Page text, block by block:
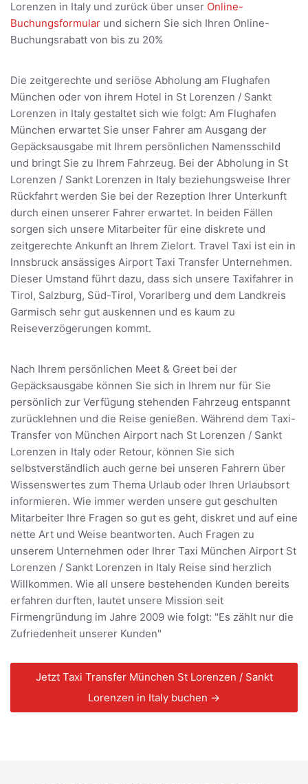
Lorenzen in Italy und zurück über unser Online-
Buchungsformular und sichern Sie sich Ihren Online-
Buchungsrabatt von bis zu 20%
Die zeitgerechte und seriöse Abholung am Flughafen
München oder von ihrem Hotel in St Lorenzen / Sankt
Lorenzen in Italy gestaltet sich wie folgt: Am Flughafen
München erwartet Sie unser Fahrer am Ausgang der
Gepäcksausgabe mit Ihrem persönlichen Namensschild
und bringt Sie zu Ihrem Fahrzeug. Bei der Abholung in St
Lorenzen / Sankt Lorenzen in Italy beziehungsweise Ihrer
Rückfahrt werden Sie bei der Rezeption Ihrer Unterkunft
durch einen unserer Fahrer erwartet. In beiden Fällen
sorgen sich unsere Mitarbeiter für eine diskrete und
zeitgerechte Ankunft an Ihrem Zielort. Travel Taxi ist ein in
Innsbruck ansässiges Airport Taxi Transfer Unternehmen.
Dieser Umstand führt dazu, dass sich unsere Taxifahrer in
Tirol, Salzburg, Süd-Tirol, Vorarlberg und dem Landkreis
Garmisch sehr gut auskennen und es kaum zu
Reiseverzögerungen kommt.
Nach Ihrem persönlichen Meet & Greet bei der
Gepäcksausgabe können Sie sich in Ihrem nur für Sie
persönlich zur Verfügung stehenden Fahrzeug entspannt
zurücklehnen und die Reise genießen. Während dem Taxi-
Transfer von München Airport nach St Lorenzen / Sankt
Lorenzen in Italy oder Retour, können Sie sich
selbstverständlich auch gerne bei unseren Fahrern über
Wissenswertes zum Thema Urlaub oder Ihren Urlaubsort
informieren. Wie immer werden unsere gut geschulten
Mitarbeiter Ihre Fragen so gut es geht, diskret und auf eine
nette Art und Weise beantworten. Auch Fragen zu
unserem Unternehmen oder Ihrer Taxi München Airport St
Lorenzen / Sankt Lorenzen in Italy Reise sind herzlich
Willkommen. Wie all unsere bestehenden Kunden bereits
erfahren durften, lautet unsere Mission seit
Firmengründung im Jahre 2009 wie folgt: "Es zählt nur die
Zufriedenheit unserer Kunden"
Jetzt Taxi Transfer München St Lorenzen / Sankt
Lorenzen in Italy buchen →